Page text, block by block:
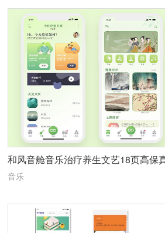
和风音舱音乐治疗养生文艺18页高保
音乐